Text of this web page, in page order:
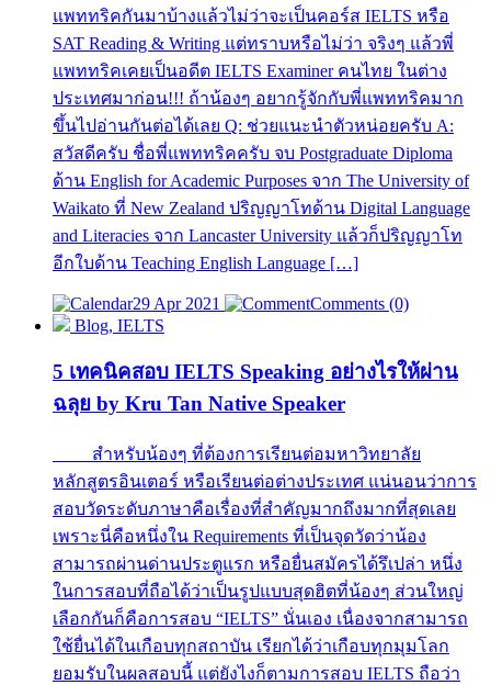
แพททริคกันมาบ้างแล้วไม่ว่าจะเป็นคอร์ส IELTS หรือ
SAT Reading & Writing แต่ทราบหรือไม่ว่า จริงๆ แล้วพี่
แพททริคเคยเป็นอดีต IELTS Examiner คนไทย ในต่าง
ประเทศมาก่อน!!! ถ้าน้องๆ อยากรู้จักกับพี่แพททริคมาก
ขึ้นไปอ่านกันต่อได้เลย Q: ช่วยแนะนำตัวหน่อยครับ A:
สวัสดีครับ ชื่อพี่แพททริคครับ จบ Postgraduate Diploma
ด้าน English for Academic Purposes จาก The University of
Waikato ที่ New Zealand ปริญญาโทด้าน Digital Language
and Literacies จาก Lancaster University แล้วก็ปริญญาโท
อีกใบด้าน Teaching English Language […]
29 Apr 2021
Comments (0)
Blog, IELTS
5 เทคนิคสอบ IELTS Speaking อย่างไรให้ผ่าน
ฉลุย by Kru Tan Native Speaker
สำหรับน้องๆ ที่ต้องการเรียนต่อมหาวิทยาลัย
หลักสูตรอินเตอร์ หรือเรียนต่อต่างประเทศ แน่นอนว่าการ
สอบวัดระดับภาษาคือเรื่องที่สำคัญมากถึงมากที่สุดเลย
เพราะนี่คือหนึ่งใน Requirements ที่เป็นจุดวัดว่าน้อง
สามารถผ่านด่านประตูแรก หรือยื่นสมัครได้รึเปล่า หนึ่ง
ในการสอบที่ถือได้ว่าเป็นรูปแบบสุดฮิตที่น้องๆ ส่วนใหญ่
เลือกกันก็คือการสอบ “IELTS” นั่นเอง เนื่องจากสามารถ
ใช้ยื่นได้ในเกือบทุกสถาบัน เรียกได้ว่าเกือบทุกมุมโลก
ยอมรับในผลสอบนี้ แต่ยังไงก็ตามการสอบ IELTS ถือว่า